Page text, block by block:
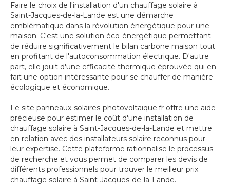
Faire le choix de l'installation d'un chauffage solaire à
Saint-Jacques-de-la-Lande est une démarche
emblématique dans la révolution énergétique pour une
maison. C'est une solution éco-énergétique permettant
de réduire significativement le bilan carbone maison tout
en profitant de l'autoconsommation électrique. D'autre
part, elle jouit d'une efficacité thermique éprouvée qui en
fait une option intéressante pour se chauffer de manière
écologique et économique.
Le site panneaux-solaires-photovoltaique.fr offre une aide
précieuse pour estimer le coût d'une installation de
chauffage solaire à Saint-Jacques-de-la-Lande et mettre
en relation avec des installateurs solaire reconnus pour
leur expertise. Cette plateforme rationnalise le processus
de recherche et vous permet de comparer les devis de
différents professionnels pour trouver le meilleur prix
chauffage solaire à Saint-Jacques-de-la-Lande.